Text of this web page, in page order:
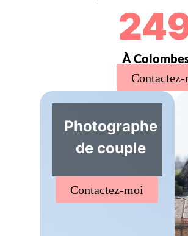
À
Contactez-
Photographe
de couple
Contactez-moi